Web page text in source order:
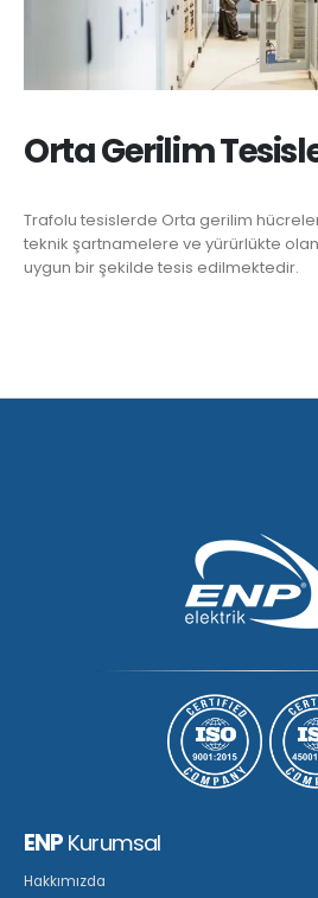
Orta Gerilim
Trafolu tesislerde Orta gerilim
teknik şartnamelere ve yürürlükte
uygun bir şekilde tesis edilmektedir.
ENP Kurumsal
Hakkımızda